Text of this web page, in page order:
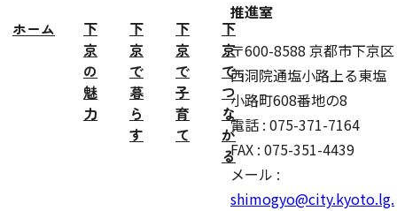
ホーム
下
京
の
魅
力
下
京
で
暮
ら
す
下
京
で
子
育
て
下
京
で
つ
な
が
る
推進室
〒600-8588 京都市下京区
西洞院通塩小路上る東塩
小路町608番地の8
電話 : 075-371-7164
FAX : 075-351-4439
メール :
shimogyo@city.kyoto.lg.